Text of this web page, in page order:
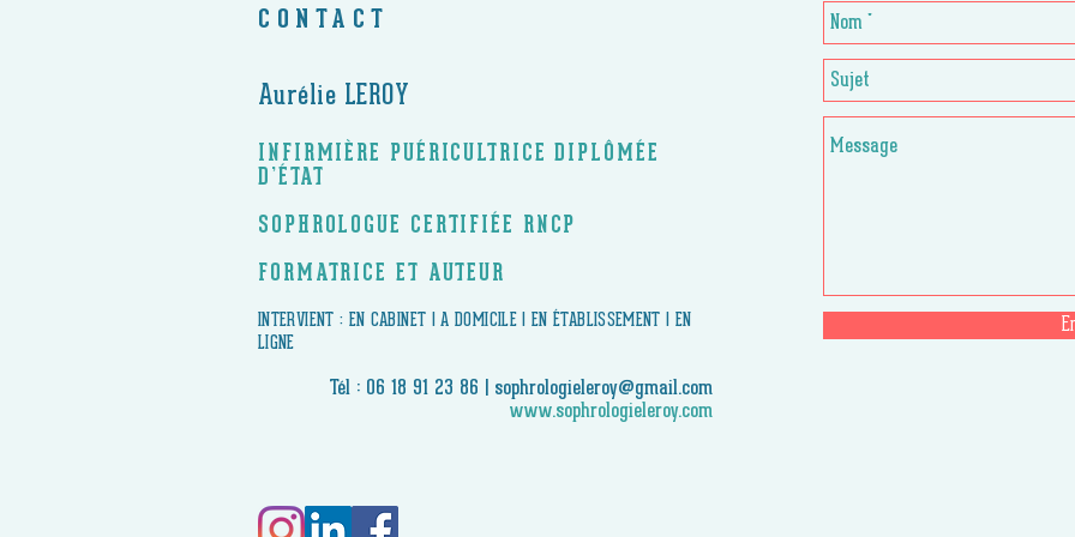
CONTACT
Aurélie LEROY
INFIRMIÈRE PUÉRICULTRICE DIPLÔMÉE
D’ÉTAT
SOPHROLOGUE CERTIFIÉE RNCP
FORMATRICE ET AUTEUR
​INTERVIENT : EN CABINET | A DOMICILE | EN ÉTABLISSEMENT | EN
LIGNE
Tél : 06 18 91 23 86 | sophrologieleroy@gmail.com
www.sophrologieleroy.com